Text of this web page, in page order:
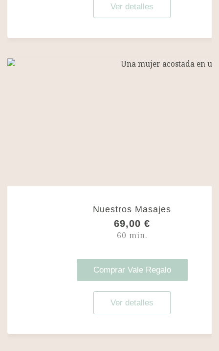
Ver detalles
Nuestros Masajes
69,00 €
60 min.
Comprar Vale Regalo
Ver detalles